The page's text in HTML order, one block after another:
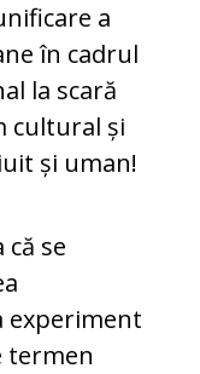
a
în cadrul
la scară
cul­tural și
și uman!
că se
ex­periment
termen